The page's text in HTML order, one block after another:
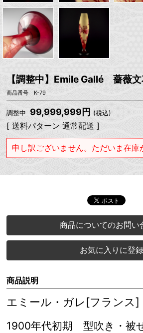
【調整中】Emile Gallé 薔薇
商品番号 K-79
調整中 99,999,999円 (税込)
[ 送料パターン 通常配送 ]
申し訳ございません。ただいま在庫
商品についてのお問い
お気に入りに登録
商品説明
エミール・ガレ[フランス]
1900年代初期 型吹き・被